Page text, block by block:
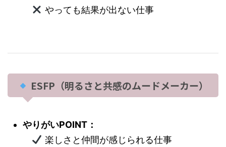
やっても結果が出ない仕事
ESFP（明るさと共感のムードメーカー）
やりがいPOINT：
楽しさと仲間が感じられる仕事